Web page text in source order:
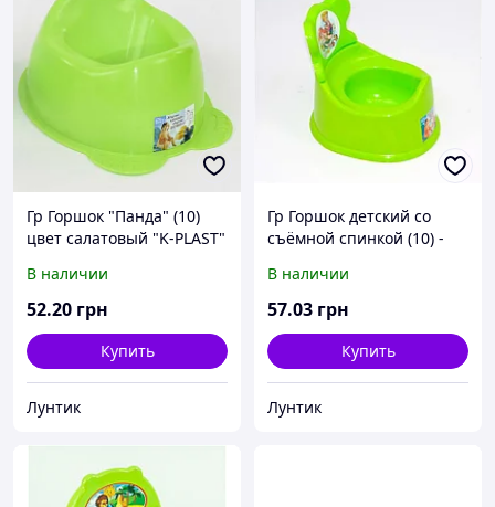
Гр Горшок "Панда" (10)
цвет салатовый "K-PLAST"
В наличии
52.20 грн
Купить
Лунтик
Гр Горшок детский со
съёмной спинкой (10) -
В наличии
57.03 грн
Купить
Лунтик